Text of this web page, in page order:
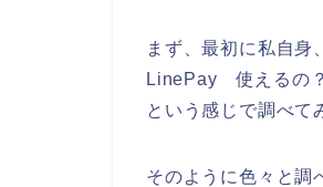
まず、最初に私自
LinePay 使えるの
という感じで調べて
そのように色々と調